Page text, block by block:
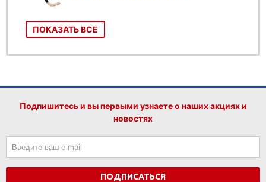
ПОКАЗАТЬ ВСЕ
Подпишитесь и вы первыми узнаете о наших акциях и
новостях
ПОДПИСАТЬСЯ